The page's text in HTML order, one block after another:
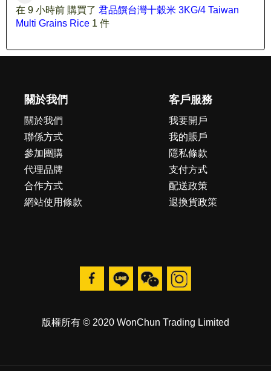
在 9 小時前 購買了 君品饌台灣十穀米 3KG/4 Taiwan
Multi Grains Rice 1 件
關於我們
關於我們
聯係方式
參加團購
代理品牌
合作方式
網站使用條款
客戶服務
我要開戶
我的賬戶
隱私條款
支付方式
配送政策
退換貨政策
版權所有 © 2020 WonChun Trading Limited